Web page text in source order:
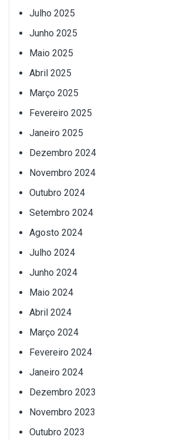
Julho 2025
Junho 2025
Maio 2025
Abril 2025
Março 2025
Fevereiro 2025
Janeiro 2025
Dezembro 2024
Novembro 2024
Outubro 2024
Setembro 2024
Agosto 2024
Julho 2024
Junho 2024
Maio 2024
Abril 2024
Março 2024
Fevereiro 2024
Janeiro 2024
Dezembro 2023
Novembro 2023
Outubro 2023